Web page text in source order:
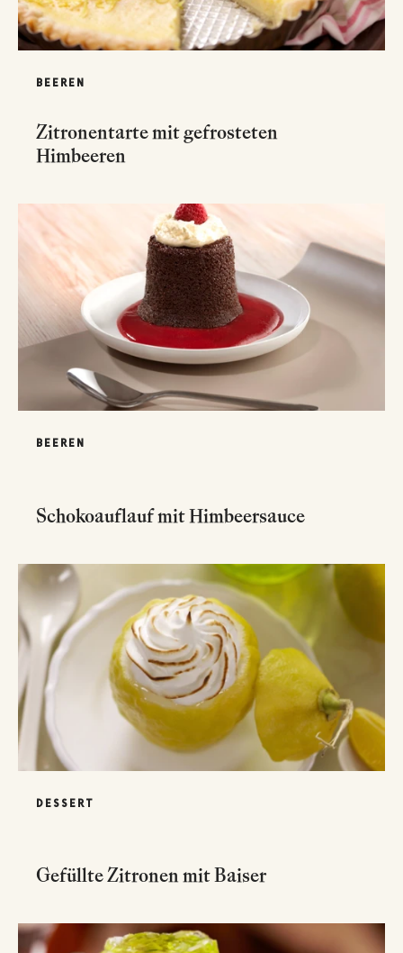
BEEREN
Zitronentarte mit gefrosteten
Himbeeren
BEEREN
Schokoauflauf mit Himbeersauce
DESSERT
Gefüllte Zitronen mit Baiser